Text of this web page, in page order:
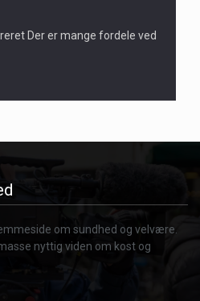
Der er mange fordele ved
om sundhed og velvære.
nyttig viden om kost og